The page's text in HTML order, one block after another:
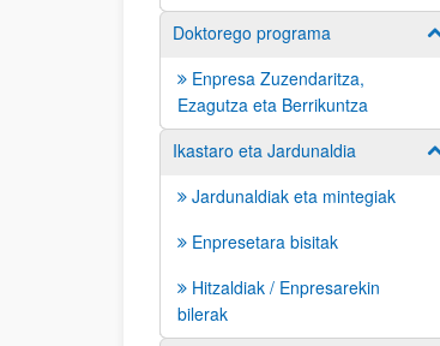
Doktorego programa
Enpresa Zuzendaritza,
Ezagutza eta Berrikuntza
Ikastaro eta Jardunaldia
Jardunaldiak eta mintegiak
Enpresetara bisitak
Hitzaldiak / Enpresarekin
bilerak